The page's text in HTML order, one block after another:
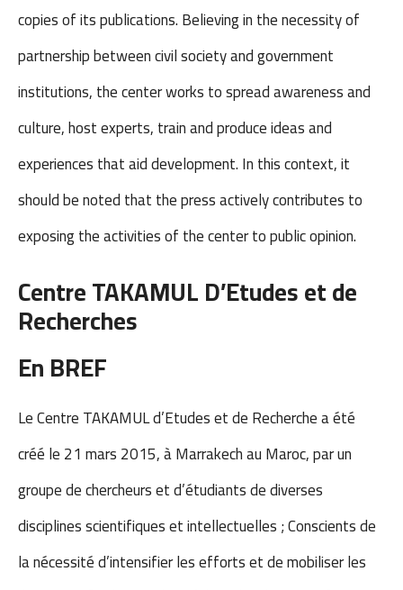
copies of its publications. Believing in the necessity of
partnership between civil society and government
institutions, the center works to spread awareness and
culture, host experts, train and produce ideas and
experiences that aid development. In this context, it
should be noted that the press actively contributes to
exposing the activities of the center to public opinion.
Centre TAKAMULD’Etudes et de
Recherches
En BREF
Le Centre TAKAMUL d’Etudes et de Recherche a été
créé le 21 mars 2015, à Marrakech au Maroc, par un
groupe de chercheurs et d’étudiants de diverses
disciplines scientifiques et intellectuelles ; Conscients de
la nécessité d’intensifier les efforts et de mobiliser les